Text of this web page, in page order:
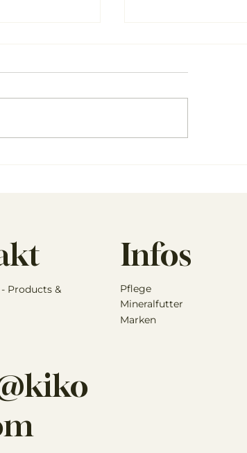
Products &
Infos
Pflege
Mineralfutter
Marken